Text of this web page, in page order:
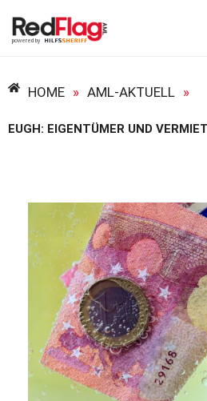
HOME » AML-AKTUELL »